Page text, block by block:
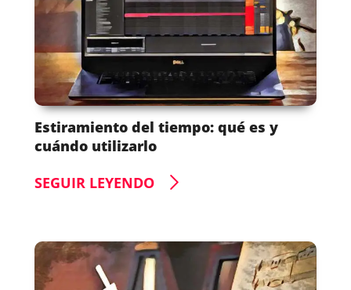
Estiramiento del tiempo: qué es y
cuándo utilizarlo
SEGUIR LEYENDO